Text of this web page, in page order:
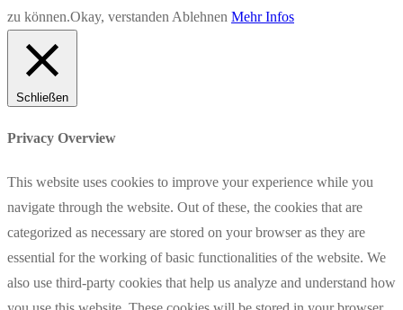
zu können.Okay, verstanden Ablehnen Mehr Infos
Schließen
Privacy Overview
This website uses cookies to improve your experience while you
navigate through the website. Out of these, the cookies that are
categorized as necessary are stored on your browser as they are
essential for the working of basic functionalities of the website. We
also use third-party cookies that help us analyze and understand how